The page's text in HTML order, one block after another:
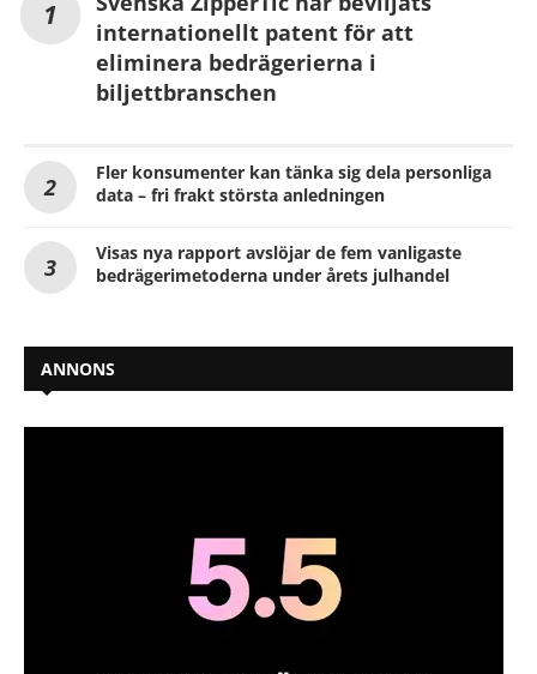
internationellt patent för att
eliminera bedrägerierna i
biljettbranschen
Fler konsumenter kan tänka sig dela personliga
data – fri frakt största anledningen
Visas nya rapport avslöjar de fem vanligaste
bedrägerimetoderna under årets julhandel
ANNONS